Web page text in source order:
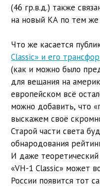
(46 гр.в.д.) также
на новый КА по тем же
Что же касается
Classic» и его
(как и можно было
для вещания на
европейском всё
можно добавить, что
выскажем своё
Старой части света
обнародования
И даже
«VH-1 Classic» может
России появится тот